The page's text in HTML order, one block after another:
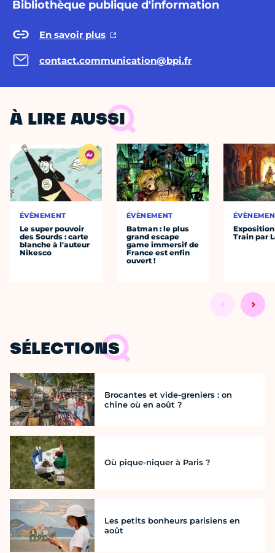
Bibliothèque publique d'information
En savoir plus
contact.communication@bpi.fr
À LIRE AUSSI
ÉVÈNEMENT
Le super pouvoir
des Sourds : carte
blanche à l'auteur
Nikesco
ÉVÈNEMENT
Batman : le plus
grand escape
game immersif de
France est enfin
ouvert !
Exposition
Train par
SÉLECTIONS
Brocantes et vide-greniers : on
chine où en août ?
Où pique-niquer à Paris ?
Les petits bonheurs parisiens en
août